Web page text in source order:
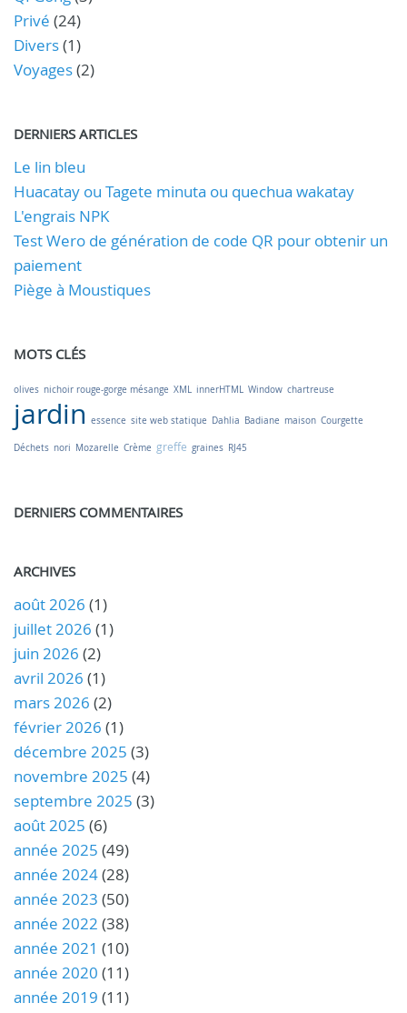
Privé (24)
Divers(1)
Voyages(2)
DERNIERS ARTICLES
Le lin bleu
Huacatay ou Tagete minuta ou quechua wakatay
L'engrais NPK
Test Wero de génération de code QR pour obtenir un
paiement
Piège à Moustiques
MOTS CLÉS
olives nichoir rouge-gorge mésange XML innerHTML Window chartreuse
jardin essence site web statique Dahlia Badiane maison Courgette
Déchets nori Mozarelle Crème greffe graines RJ45
DERNIERS COMMENTAIRES
ARCHIVES
août 2026 (1)
juillet 2026 (1)
juin 2026 (2)
avril 2026 (1)
mars 2026 (2)
février 2026 (1)
décembre 2025 (3)
novembre 2025 (4)
septembre 2025 (3)
août 2025 (6)
année 2025 (49)
année 2024(28)
année 2023 (50)
année 2022 (38)
année 2021 (10)
année 2020 (11)
année 2019 (11)